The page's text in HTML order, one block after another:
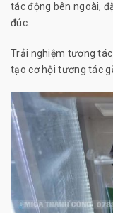
tác động bên ngoài,
đúc.
Trải nghiệm tương
tạo cơ hội tương tác